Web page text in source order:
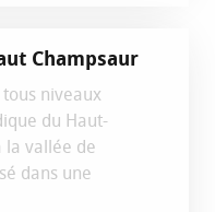
Champsaur
niveaux
du Haut-
la vallée de
dans une